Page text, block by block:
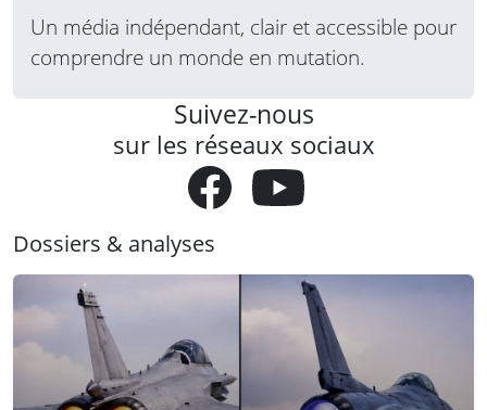
Un média indépendant, clair et accessible pour
comprendre un monde en mutation.
Suivez-nous
sur les réseaux sociaux
Dossiers & analyses